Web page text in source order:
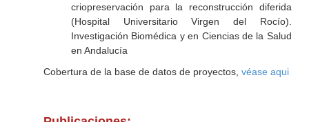
criopreservación para la reconstrucción diferida
(Hospital Universitario Virgen del Rocío).
Investigación Biomédica y en Ciencias de la Salud
en Andalucía
Cobertura de la base de datos de proyectos, véase aqui